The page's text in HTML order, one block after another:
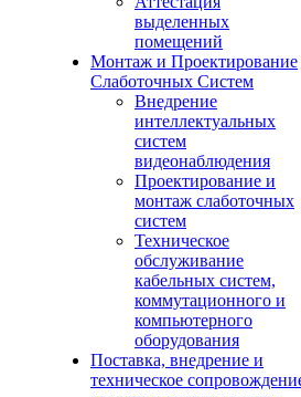
выделенных
помещений
Монтаж и Проектирование
Слаботочных Систем
Внедрение
интеллектуальных
систем
видеонаблюдения
Проектирование и
монтаж слаботочных
систем
Техническое
обслуживание
кабельных систем,
коммутационного и
компьютерного
оборудования
Поставка, внедрение и
техническое